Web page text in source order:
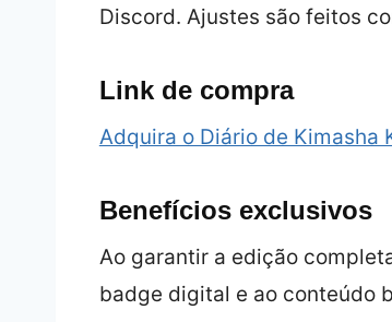
Discord. Ajustes são feitos
Link de compra
Adquira o Diário de Kimasha
Benefícios exclusivos
Ao garantir a edição
badge digital e ao conteúdo